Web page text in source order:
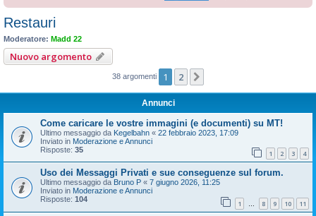
Restauri
Moderatore: Madd 22
Nuovo argomento
38 argomenti 1 2
Annunci
Come caricare le vostre immagini (e documenti) su MT!
Ultimo messaggio da Kegelbahn « 22 febbraio 2023, 17:09
Inviato in Moderazione e Annunci
Risposte: 35 1 2 3 4
Uso dei Messaggi Privati e sue conseguenze sul forum.
Ultimo messaggio da Bruno P « 7 giugno 2026, 11:25
Inviato in Moderazione e Annunci
Risposte: 104 1 … 8 9 10 11